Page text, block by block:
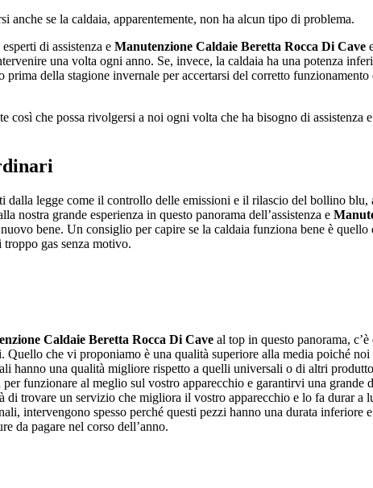
anche se la caldaia, apparentemente, non ha alcun tipo di problema.
di assistenza e Manutenzione Caldaie Beretta Rocca Di Cave
una volta ogni anno. Se, invece, la caldaia ha una potenza
della stagione invernale per accertarsi del corretto
che possa rivolgersi a noi ogni volta che ha bisogno di assistenza e
legge come il controllo delle emissioni e il rilascio del bollino
nostra grande esperienza in questo panorama dell’assistenza e
bene. Un consiglio per capire se la caldaia funziona bene è
gas senza motivo.
Caldaie Beretta Rocca Di Cave al top in questo panorama,
che vi proponiamo è una qualità superiore alla media poiché
hanno una qualità migliore rispetto a quelli universali o di altri
funzionare al meglio sul vostro apparecchio e garantirvi una grande
di trovare un servizio che migliora il vostro apparecchio e lo fa durar
intervengono spesso perché questi pezzi hanno una durata inferiore
da pagare nel corso dell’anno.